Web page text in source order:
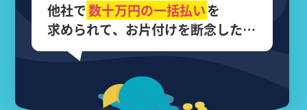
他社で数十万円の一括払いを
求められて、 お片付けを断念した…